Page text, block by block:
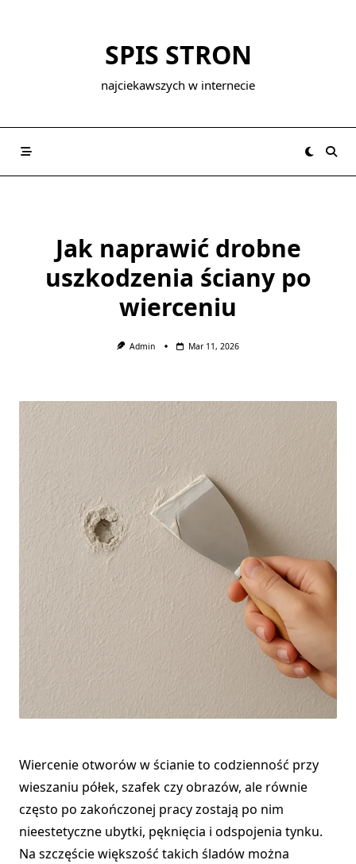
SPIS STRON
najciekawszych w internecie
Jak naprawić drobne
uszkodzenia ściany po
wierceniu
Admin Mar 11, 2026
Wiercenie otworów w ścianie to codzienność przy
wieszaniu półek, szafek czy obrazów, ale równie
często po zakończonej pracy zostają po nim
nieestetyczne ubytki, pęknięcia i odspojenia tynku.
Na szczęście większość takich śladów można